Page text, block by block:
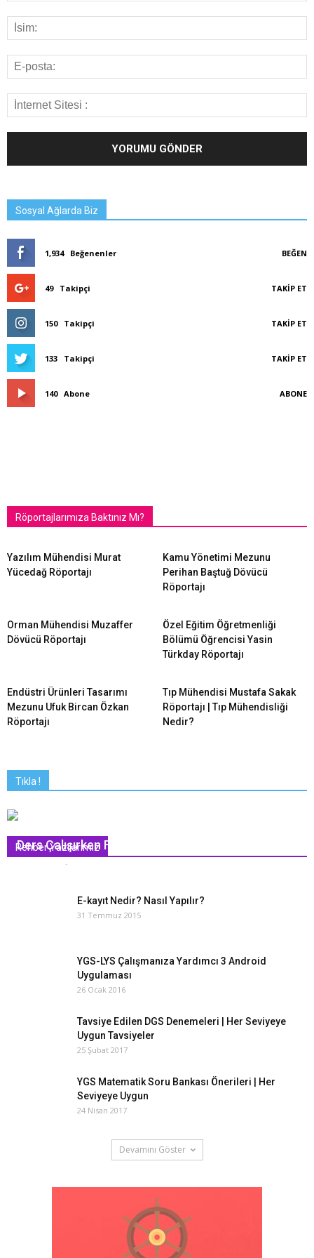
Sosyal Ağlarda Biz
1,934 Beğenenler BEĞEN
49 Takipçi TAKIP ET
150 Takipçi TAKIP ET
133 Takipçi TAKIP ET
140 Abone ABONE
Röportajlarımıza Baktınız Mı?
Yazılım Mühendisi Murat
Yücedağ Röportajı
Kamu Yönetimi Mezunu
Perihan Baştuğ Dövücü
Röportajı
Orman Mühendisi Muzaffer
Dövücü Röportajı
Özel Eğitim Öğretmenliği
Bölümü Öğrencisi Yasin
Türkday Röportajı
Endüstri Ürünleri Tasarımı
Mezunu Ufuk Bircan Özkan
Röportajı
Tıp Mühendisi Mustafa Sakak
Röportajı | Tıp Mühendisliği
Nedir?
Tıkla !
Rehber Yazılarımız
Ders Çalışırken Farkında Olmadan Yapılan 3 Hata
-
E-kayıt Nedir? Nasıl Yapılır?
31 Temmuz 2015
YGS-LYS Çalışmanıza Yardımcı 3 Android
Uygulaması
26 Ocak 2016
Tavsiye Edilen DGS Denemeleri | Her Seviyeye
Uygun Tavsiyeler
25 Şubat 2017
YGS Matematik Soru Bankası Önerileri | Her
Seviyeye Uygun
24 Nisan 2017
Devamını Göster